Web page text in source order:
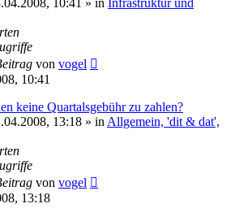
von vogel
10:41
keine Quartalsgebühr zu zahlen?
13:18 » in Allgemein, 'dit & dat',
von vogel
13:18